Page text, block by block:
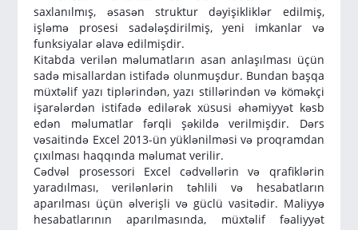
saxlanılmış, əsasən struktur dəyişikliklər edilmiş,
işləmə prosesi sadələşdirilmiş, yeni imkanlar və
funksiyalar əlavə edilmişdir.
Kitabda verilən məlumatların asan anlaşılması üçün
sadə misallardan istifadə olunmuşdur. Bundan başqa
müxtəlif yazı tiplərindən, yazı stillərindən və köməkçi
işarələrdən istifadə edilərək xüsusi əhəmiyyət kəsb
edən məlumatlar fərqli şəkildə verilmişdir. Dərs
vəsaitində Excel 2013-ün yüklənilməsi və proqramdan
çıxılması haqqında məlumat verilir.
Cədvəl prosessori Excel cədvəllərin və qrafiklərin
yaradılması, verilənlərin təhlili və hesabatların
aparılması üçün əlverişli və güclü vasitədir. Maliyyə
hesabatlarının aparılmasında, müxtəlif fəaliyyət